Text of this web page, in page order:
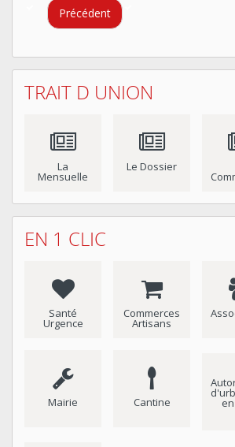
Précédent
TRAIT D UNION
La
Mensuelle
Le Dossier
EN 1 CLIC
Santé
Urgence
Commerces
Artisans
Mairie Cantine